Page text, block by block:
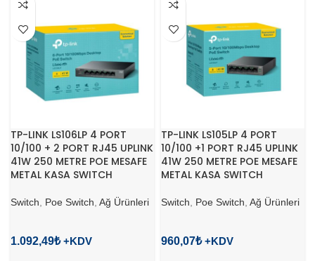
TP-LINK LS106LP 4 PORT
10/100 + 2 PORT RJ45 UPLINK
41W 250 METRE POE MESAFE
METAL KASA SWITCH
Switch Poe Switch Ağ Ürünleri
1.092,49₺
TP-LINK LS105LP 4 PORT
10/100 +1 PORT RJ45 UPLINK
41W 250 METRE POE MESAFE
METAL KASA SWITCH
Switch Poe Switch Ağ Ürünleri
960,07₺